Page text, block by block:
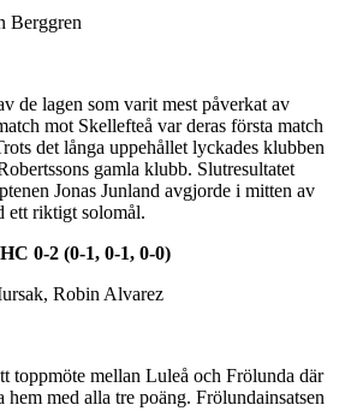
Berggren
de lagen som varit mest påverkat av
mot Skellefteå var deras första match
det långa uppehållet lyckades klubben
gamla klubb. Slutresultatet
Jonas Junland avgjorde i mitten av
ett riktigt solomål.
0-2 (0-1, 0-1, 0-0)
Robin Alvarez
toppmöte mellan Luleå och Frölunda där
hem med alla tre poäng. Frölundainsatsen